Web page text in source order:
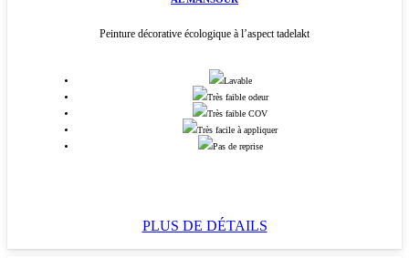
Peinture décorative écologique à l’aspect tadelakt
Lavable
Très faible odeur
Très faible COV
Très facile à appliquer
Pas de reprise
PLUS DE DÉTAILS